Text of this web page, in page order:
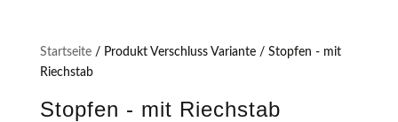
Startseite/ Produkt Verschluss Variante / Stopfen - mit
Riechstab
Stopfen - mit Riechstab